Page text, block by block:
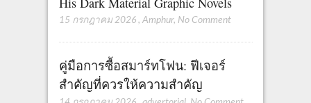
15 กรกฎาคม 2026 , Amphur, No Comment
คู่มือการซื้อสมาร์ทโฟน: ฟีเจอร์
สำคัญที่ควรให้ความสำคัญ